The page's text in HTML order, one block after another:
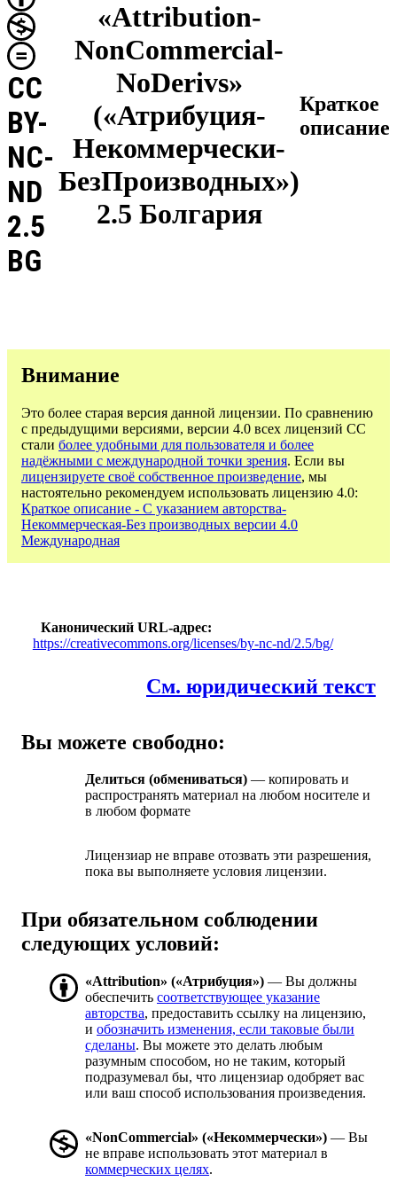
«Attribution-
NonCommercial-
NoDerivs»
(«Атрибуция-
Некоммерчески-
БезПроизводных»)
2.5 Болгария
CC
BY-
NC-
ND
2.5
BG
Краткое
описание
Внимание
Это более старая версия данной лицензии. По сравнению
с предыдущими версиями, версии 4.0 всех лицензий CC
стали более удобными для пользователя и более
надёжными с международной точки зрения. Если вы
лицензируете своё собственное произведение, мы
настоятельно рекомендуем использовать лицензию 4.0:
Краткое описание - С указанием авторства-
Некоммерческая-Без производных версии 4.0
Международная
Канонический URL-адрес
https://creativecommons.org/licenses/by-nc-nd/2.5/bg/
См. юридический текст
Вы можете свободно:
Делиться (обмениваться) — копировать и
распространять материал на любом носителе и
в любом формате
Лицензиар не вправе отозвать эти разрешения,
пока вы выполняете условия лицензии.
При обязательном соблюдении
следующих условий:
«Attribution» («Атрибуция») — Вы должны
обеспечить соответствующее указание
авторства, предоставить ссылку на лицензию,
и обозначить изменения, если таковые были
сделаны. Вы можете это делать любым
разумным способом, но не таким, который
подразумевал бы, что лицензиар одобряет вас
или ваш способ использования произведения.
«NonCommercial» («Некоммерчески») — Вы
не вправе использовать этот материал в
коммерческих целях.